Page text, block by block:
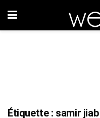
Étiquette : samir jiab